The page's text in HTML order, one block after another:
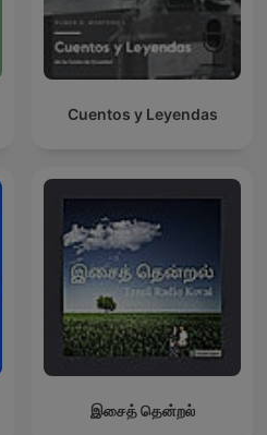
Cuentos y Leyendas
இசைத் தென்றல்